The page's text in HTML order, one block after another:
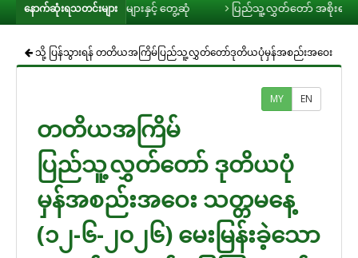
နောက်ဆုံးရသတင်းများ
ခင်ရီ သတင်းမီဒီယာများနှင့် တွေ့ဆုံ ပြည်သူ့လွှတ်တော် အစိုးရ၏ အာမခံခ
သို့ ပြန်သွားရန် တတိယအကြိမ်ပြည်သူ့လွှတ်တော်ဒုတိယပုံမှန်အစည်းအဝေး
MY EN
တတိယအကြိမ်
ပြည်သူ့လွှတ်တော် ဒုတိယပုံ
မှန်အစည်းအဝေး သတ္တမနေ့
(၁၂-၆-၂၀၂၆) မေးမြန်းခဲ့သော